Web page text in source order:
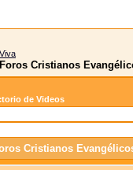
Cristianos
de Videos
Cristianos